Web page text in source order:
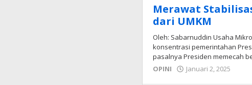
Merawat
dari UMKM
Oleh: Sabarnuddin Usaha
konsentrasi pemerintahan
pasalnya Presiden memecah
OPINI
Januari 2, 2025